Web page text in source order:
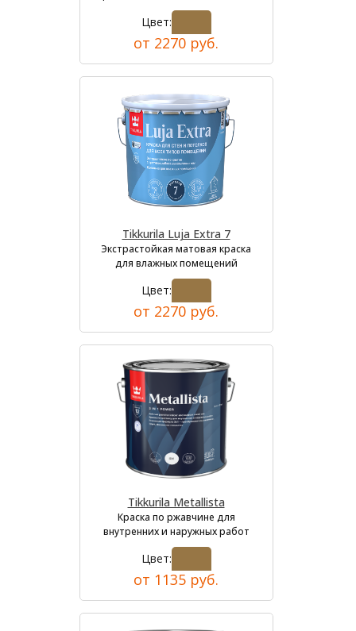
Цвет:
от 2270 руб.
Tikkurila Luja Extra 7
Экстрастойкая матовая краска
для влажных помещений
Цвет:
от 2270 руб.
Tikkurila Metallista
Краска по ржавчине для
внутренних и наружных работ
Цвет:
от 1135 руб.